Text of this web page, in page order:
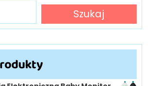
Szukaj